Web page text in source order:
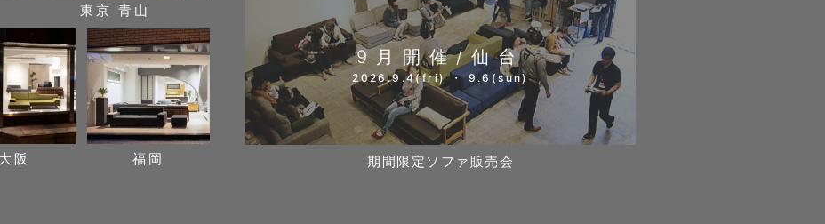
東京 青山
大阪 福岡
9月開催/仙台
2026.9.4(fri) ・ 9.6(sun)
期間限定ソファ販売会